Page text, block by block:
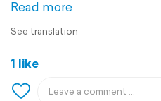
Read more
See translation
1 like